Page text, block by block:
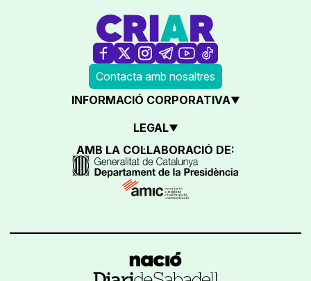
Contacta amb nosaltres
INFORMACIÓ CORPORATIVA
LEGAL
AMB LA COL·LABORACIÓ DE: